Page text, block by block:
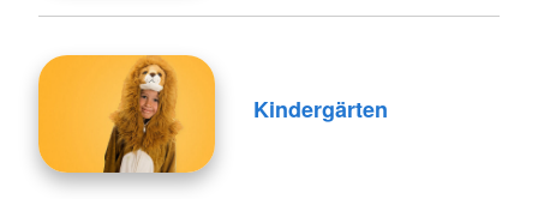
Kindergärten